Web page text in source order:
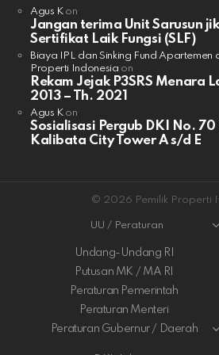
Agus Kon
Jangan terima Unit Sarusun
Sertifikat Laik Fungsi (SLF)
Biaya IPL dan Sinking Fund Apartemen
Properti Indonesia on
Rekam Jejak P3SRS Menara
2013 – Th. 2021
Agus Kon
Sosialisasi Pergub DKI No. 70
Kalibata City Tower A s/d E
© 2026 Pemilik Properti
UU / Peraturan
Undang-Undang RI
Putusan MK / MA RI
Peraturan Pemerintah
Peraturan Menteri
Peraturan Gubernur / Daerah